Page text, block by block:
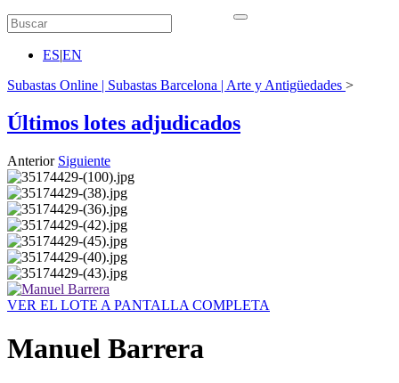
ES|EN
Subastas Online | Subastas Barcelona | Arte y Antigüedades >
Últimos lotes adjudicados
Anterior Siguiente
VER EL LOTE A PANTALLA COMPLETA
Manuel Barrera